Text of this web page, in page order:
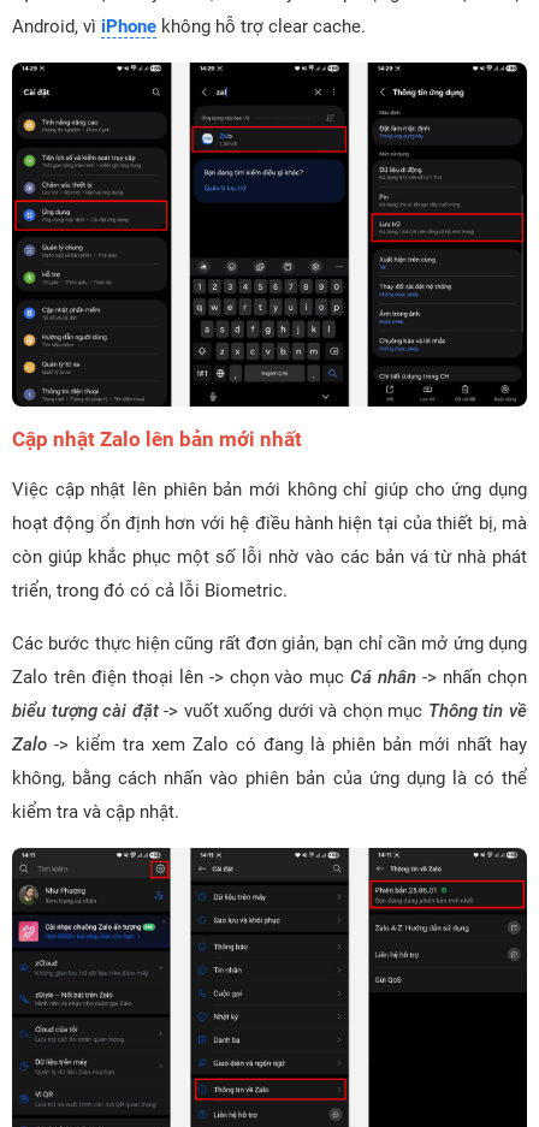
Android, vì iPhone không hỗ trợ clear cache.
Cập nhật Zalo lên bản mới nhất
Việc cập nhật lên phiên bản mới không chỉ giúp cho ứng dụng
hoạt động ổn định hơn với hệ điều hành hiện tại của thiết bị, mà
còn giúp khắc phục một số lỗi nhờ vào các bản vá từ nhà phát
triển, trong đó có cả lỗi Biometric.
Các bước thực hiện cũng rất đơn giản, bạn chỉ cần mở ứng dụng
Zalo trên điện thoại lên -> chọn vào mụcCá nhân -> nhấn chọn
biểu tượng cài đặt-> vuốt xuống dưới và chọn mục Thông tin về
Zalo -> kiểm tra xem Zalo có đang là phiên bản mới nhất hay
không, bằng cách nhấn vào phiên bản của ứng dụng là có thể
kiểm tra và cập nhật.